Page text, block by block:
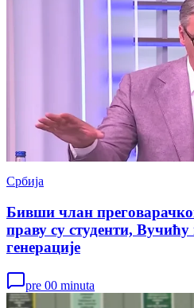
Србија
Бивши члан
праву су студенти, Вучићу
генерације
pre 00 minuta